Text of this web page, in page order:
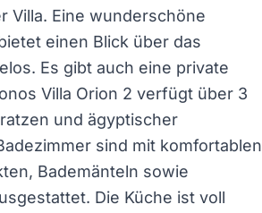
Villa. Eine wunderschöne
einen Blick über das
Es gibt auch eine private
Villa Orion 2 verfügt über 3
und ägyptischer
sind mit komfortablen
Bademänteln sowie
Die Küche ist voll